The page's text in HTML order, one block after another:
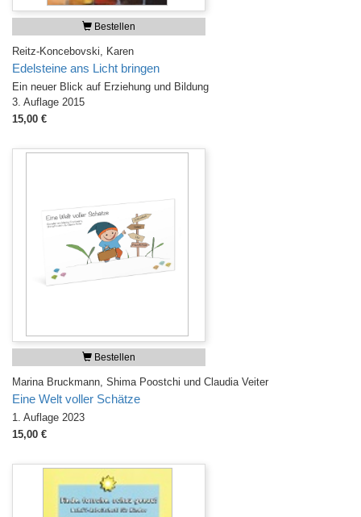
Bestellen
Reitz-Koncebovski, Karen
Edelsteine ans Licht bringen
Ein neuer Blick auf Erziehung und Bildung
3. Auflage 2015
15,00 €
Bestellen
Marina Bruckmann, Shima Poostchi und Claudia Veiter
Eine Welt voller Schätze
1. Auflage 2023
15,00 €